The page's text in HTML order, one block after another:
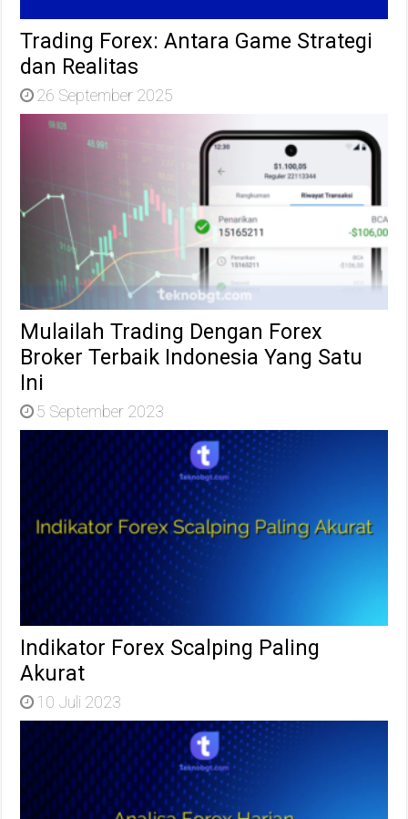
Trading Forex: Antara Game Strategi
dan Realitas
26 September 2025
Mulailah Trading Dengan Forex
Broker Terbaik Indonesia Yang Satu
Ini
5 September 2023
Indikator Forex Scalping Paling
Akurat
10 Juli 2023